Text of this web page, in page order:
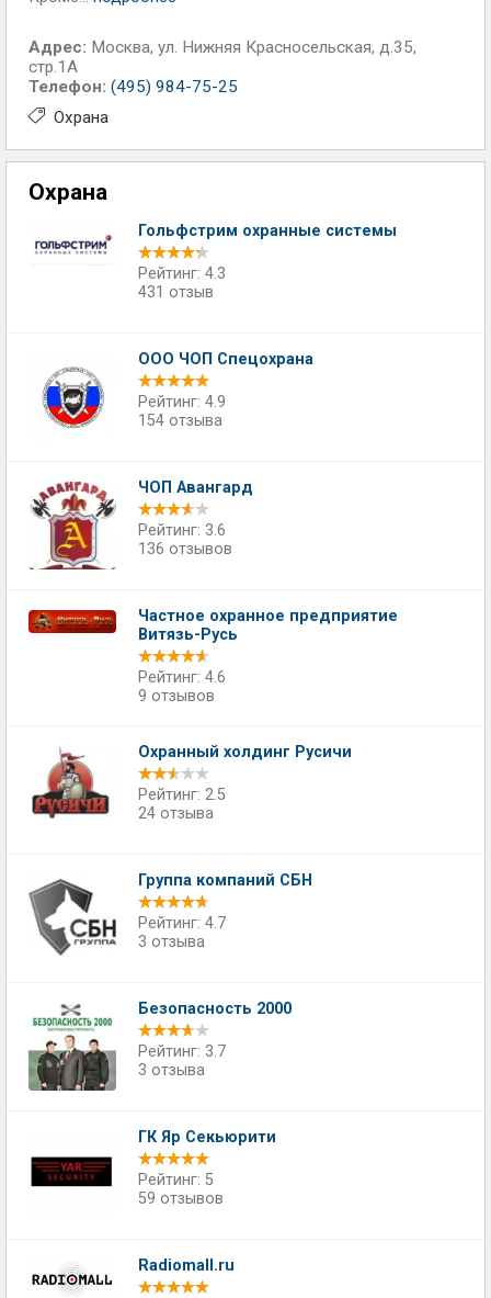
Адрес: Москва, ул. Нижняя Красносельская, д.35,
стр.1А
Телефон: (495) 984-75-25
Охрана
Охрана
Гольфстрим охранные системы
Рейтинг: 4.3
431 отзыв
ООО ЧОП Спецохрана
Рейтинг: 4.9
154 отзыва
ЧОП Авангард
Рейтинг: 3.6
136 отзывов
Частное охранное предприятие
Витязь-Русь
Рейтинг: 4.6
9 отзывов
Охранный холдинг Русичи
Рейтинг: 2.5
24 отзыва
Группа компаний СБН
Рейтинг: 4.7
3 отзыва
Безопасность 2000
Рейтинг: 3.7
3 отзыва
ГК Яр Секьюрити
Рейтинг: 5
59 отзывов
Radiomall.ru